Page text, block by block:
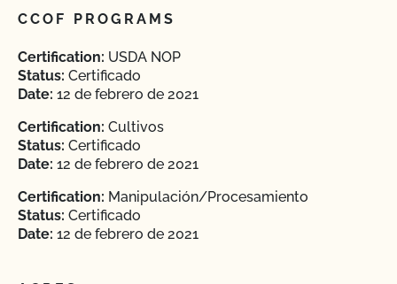
CCOF PROGRAMS
Certification: USDA NOP
Status: Certificado
Date: 12 de febrero de 2021
Certification: Cultivos
Status: Certificado
Date: 12 de febrero de 2021
Certification: Manipulación/Procesamiento
Status: Certificado
Date: 12 de febrero de 2021